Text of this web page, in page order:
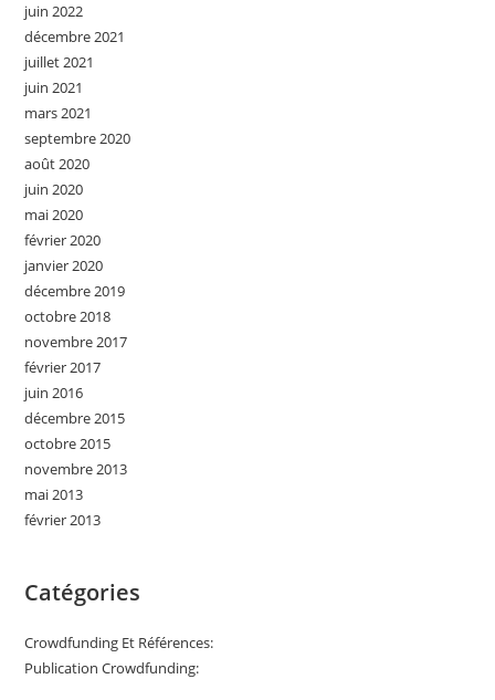
juin 2022
décembre 2021
juillet 2021
juin 2021
mars 2021
septembre 2020
août 2020
juin 2020
mai 2020
février 2020
janvier 2020
décembre 2019
octobre 2018
novembre 2017
février 2017
juin 2016
décembre 2015
octobre 2015
novembre 2013
mai 2013
février 2013
Catégories
Crowdfunding Et Références:
Publication Crowdfunding: